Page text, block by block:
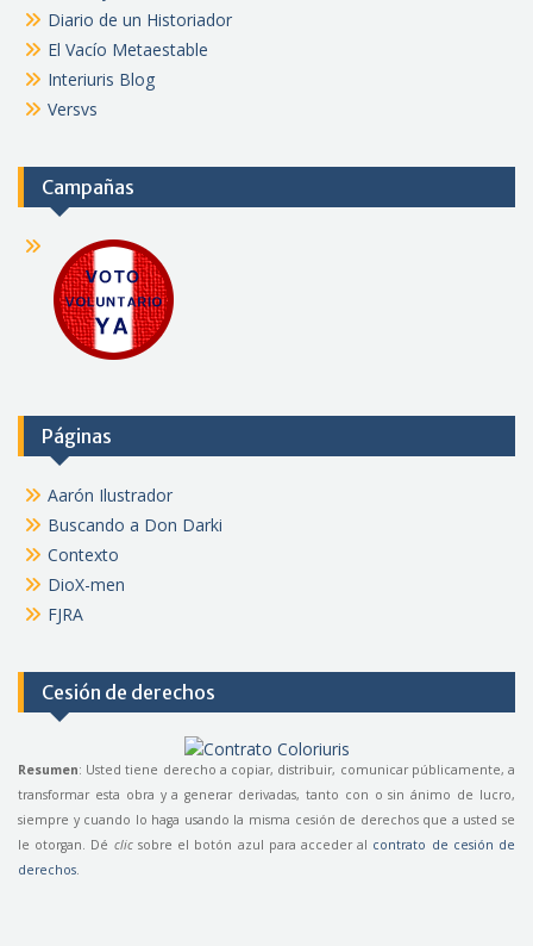
Diario de un Historiador
El Vacío Metaestable
Interiuris Blog
Versvs
Campañas
Páginas
Aarón Ilustrador
Buscando a Don Darki
Contexto
DioX-men
FJRA
Cesión de derechos
Resumen: Usted tiene derecho a copiar, distribuir, comunicar públicamente, a
transformar esta obra y a generar derivadas, tanto con o sin ánimo de lucro,
siempre y cuando lo haga usando la misma cesión de derechos que a usted se
le otorgan. Dé clicsobre el botón azul para acceder al contrato de cesión de
derechos